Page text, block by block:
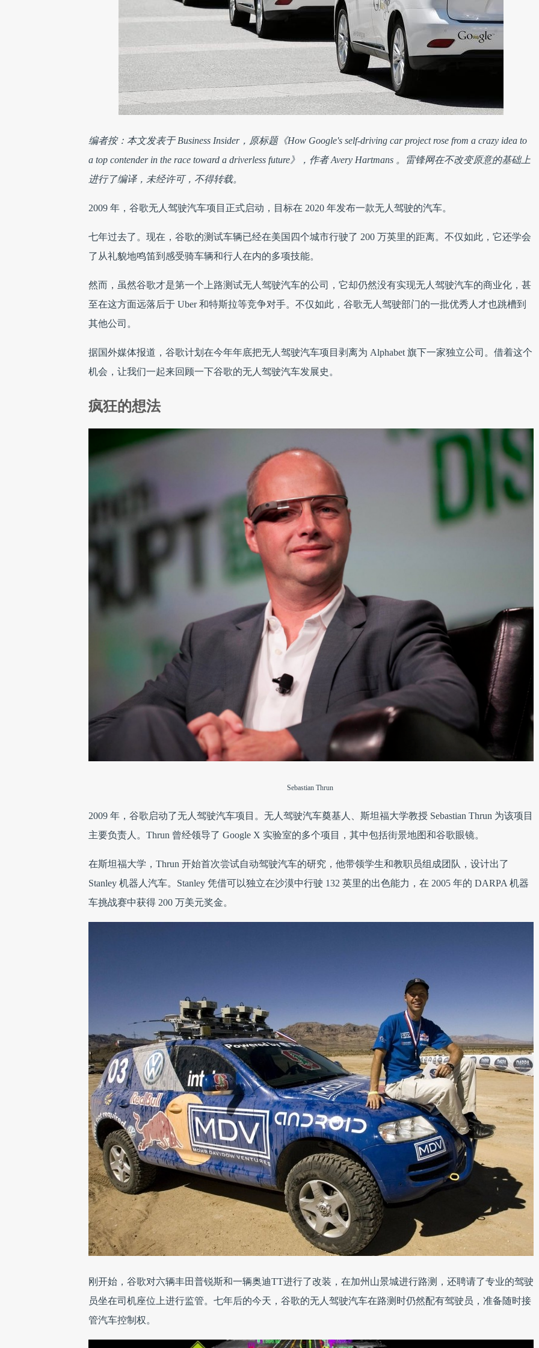
编者按：本文发表于 Business Insider，原标题《How Google's self-driving car project rose from a crazy idea to
a top contender in the race toward a driverless future》，作者 Avery Hartmans 。雷锋网在不改变原意的基础上
进行了编译，未经许可，不得转载。
2009 年，谷歌无人驾驶汽车项目正式启动，目标在 2020 年发布一款无人驾驶的汽车。
七年过去了。现在，谷歌的测试车辆已经在美国四个城市行驶了 200 万英里的距离。不仅如此，它还学会
了从礼貌地鸣笛到感受骑车辆和行人在内的多项技能。
然而，虽然谷歌才是第一个上路测试无人驾驶汽车的公司，它却仍然没有实现无人驾驶汽车的商业化，甚
至在这方面远落后于 Uber 和特斯拉等竞争对手。不仅如此，谷歌无人驾驶部门的一批优秀人才也跳槽到
其他公司。
据国外媒体报道，谷歌计划在今年年底把无人驾驶汽车项目剥离为 Alphabet 旗下一家独立公司。借着这个
机会，让我们一起来回顾一下谷歌的无人驾驶汽车发展史。
疯狂的想法
Sebastian Thrun
2009 年，谷歌启动了无人驾驶汽车项目。无人驾驶汽车奠基人、斯坦福大学教授 Sebastian Thrun 为该项目
主要负责人。Thrun 曾经领导了 Google X 实验室的多个项目，其中包括街景地图和谷歌眼镜。
在斯坦福大学，Thrun 开始首次尝试自动驾驶汽车的研究，他带领学生和教职员组成团队，设计出了
Stanley 机器人汽车。Stanley 凭借可以独立在沙漠中行驶 132 英里的出色能力，在 2005 年的 DARPA 机器
车挑战赛中获得 200 万美元奖金。
刚开始，谷歌对六辆丰田普锐斯和一辆奥迪TT进行了改装，在加州山景城进行路测，还聘请了专业的驾驶
员坐在司机座位上进行监管。七年后的今天，谷歌的无人驾驶汽车在路测时仍然配有驾驶员，准备随时接
管汽车控制权。